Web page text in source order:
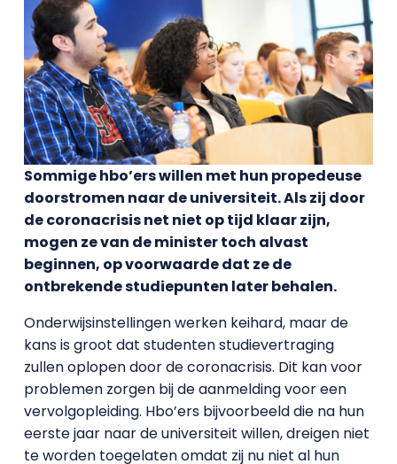
Sommige hbo’ers willen met hun propedeuse
doorstromen naar de universiteit. Als zij door
de coronacrisis net niet op tijd klaar zijn,
mogen ze van de minister toch alvast
beginnen, op voorwaarde dat ze de
ontbrekende studiepunten later behalen.
Onderwijsinstellingen werken keihard, maar de
kans is groot dat studenten studievertraging
zullen oplopen door de coronacrisis. Dit kan voor
problemen zorgen bij de aanmelding voor een
vervolgopleiding. Hbo’ers bijvoorbeeld die na hun
eerste jaar naar de universiteit willen, dreigen niet
te worden toegelaten omdat zij nu niet al hun